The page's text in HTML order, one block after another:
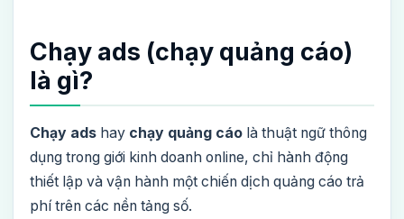
Chạy ads (chạy quảng cáo)
là gì?
Chạy ads hay chạy quảng cáo là thuật ngữ thông
dụng trong giới kinh doanh online, chỉ hành động
thiết lập và vận hành một chiến dịch quảng cáo trả
phí trên các nền tảng số.